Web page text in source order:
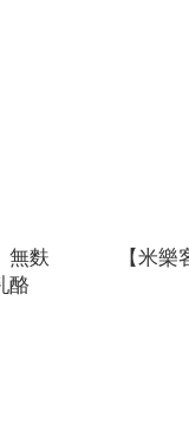
無麩
酪
【米